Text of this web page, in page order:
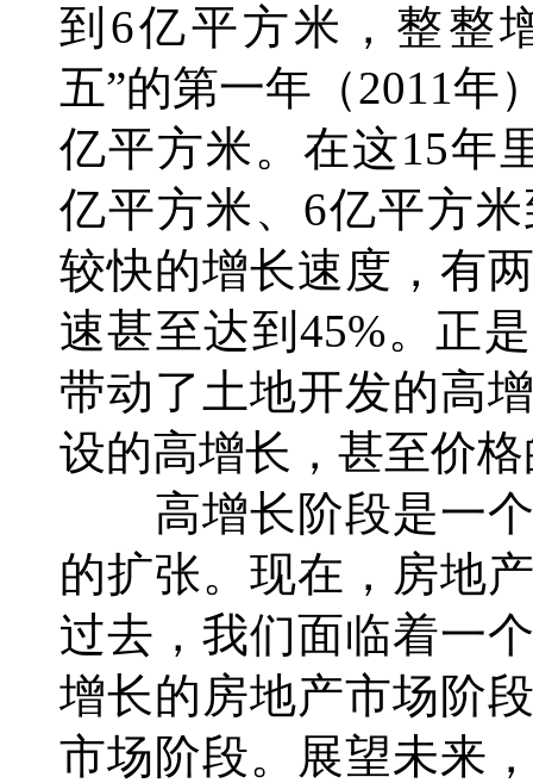
到6亿平方米，整整
五”的第一年（2011年
亿平方米。在这15年
亿平方米、6亿平方
较快的增长速度，有
速甚至达到45%。正
带动了土地开发的高
设的高增长，甚至价
高增长阶段是一个
的扩张。现在，房地
过去，我们面临着一
增长的房地产市场阶
市场阶段。展望未来